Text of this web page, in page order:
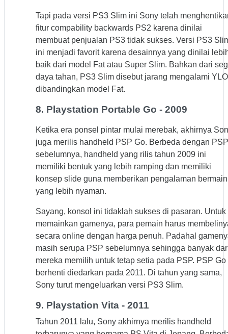
Tapi pada versi PS3 Slim ini Sony telah
fitur compability backwards PS2 karena dinilai
membuat penjualan PS3 tidak sukses. Versi PS3
ini menjadi favorit karena desainnya yang dinilai
baik dari model Fat atau Super Slim. Bahkan dari
daya tahan, PS3 Slim disebut jarang mengalami
dibandingkan model Fat.
8. Playstation Portable Go - 2009
Ketika era ponsel pintar mulai merebak, akhirnya
juga merilis handheld PSP Go. Berbeda dengan PSP
sebelumnya, handheld yang rilis tahun 2009 ini
memiliki bentuk yang lebih ramping dan memiliki
konsep slide guna memberikan pengalaman bermain
yang lebih nyaman.
Sayang, konsol ini tidaklah sukses di pasaran. Untuk
memainkan gamenya, para pemain harus
secara online dengan harga penuh. Padahal
masih serupa PSP sebelumnya sehingga banyak
mereka memilih untuk tetap setia pada PSP. PSP Go
berhenti diedarkan pada 2011. Di tahun yang sama,
Sony turut mengeluarkan versi PS3 Slim.
9. Playstation Vita - 2011
Tahun 2011 lalu, Sony akhirnya merilis handheld